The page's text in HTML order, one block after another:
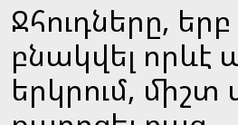
Ջհուդները,
բնակվել
երկրում, միշտ